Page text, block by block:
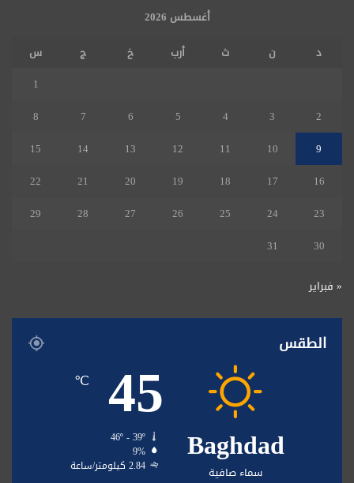
أغسطس 2026
د
ن ث أرب خ ج
س
1
2
3
4
5
6
7
8
9
10
11
12
13
14
15
16
17
18
19
20
21
22
23
24
25
26
27
28
29
30
31
« فبراير
الطقس
Baghdad
سماء صافية
45
℃
46º - 39º
9%
2.84 كيلومتر/ساعة